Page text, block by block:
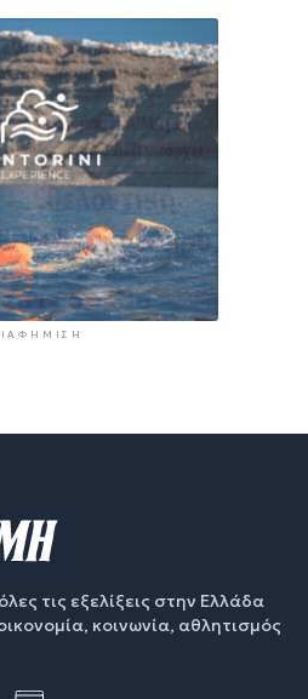
τις εξελίξεις στην Ελλάδα
κοινωνία, αθλητισμός